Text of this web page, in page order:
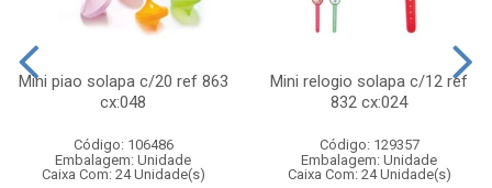
Mini piao solapa c/20 ref 863
cx:048
Código: 106486
Embalagem: Unidade
Caixa Com: 24 Unidade(s)
Mini relogio solapa c/12 ref
832 cx:024
Código: 129357
Embalagem: Unidade
Caixa Com: 24 Unidade(s)